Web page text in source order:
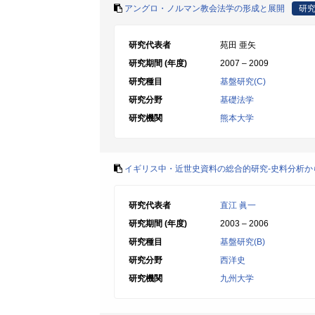
アングロ・ノルマン教会法学の形成と展開 研
研究代表者
苑田 亜矢
研究期間 (年度)
2007 – 2009
研究種目
基盤研究(C)
研究分野
基礎法学
研究機関
熊本大学
イギリス中・近世史資料の総合的研究-史料分析
研究代表者
直江 眞一
研究期間 (年度)
2003 – 2006
研究種目
基盤研究(B)
研究分野
西洋史
研究機関
九州大学